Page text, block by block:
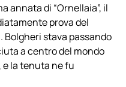
annata di “Ornellaia”, il
prova del
Bolgheri stava passando
a centro del mondo
e la tenuta ne fu